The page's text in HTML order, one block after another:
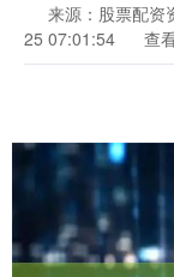
来源：股票配资
25 07:01:54
查